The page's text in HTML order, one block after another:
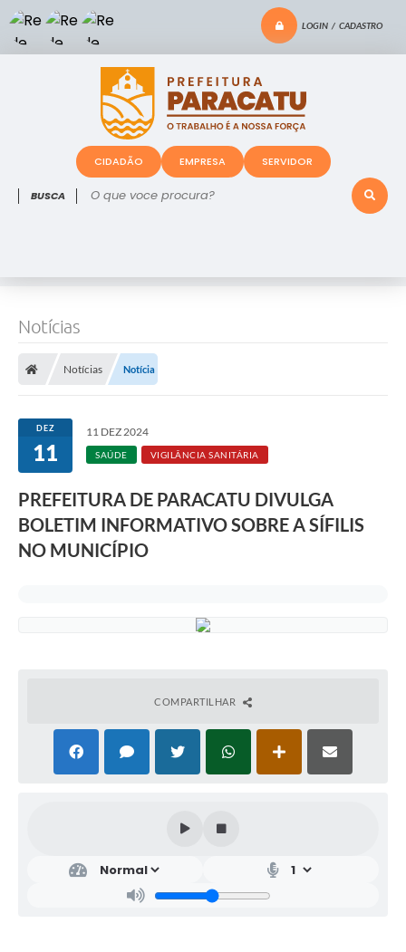
LOGIN / CADASTRO
O que voce procura?
CIDADÃO EMPRESA SERVIDOR
Notícias
Notícias Notícia
DEZ
11
11 DEZ 2024
SAÚDE VIGILÂNCIA SANITÁRIA
PREFEITURA DE PARACATU DIVULGA
BOLETIM INFORMATIVO SOBRE A SÍFILIS
NO MUNICÍPIO
COMPARTILHAR